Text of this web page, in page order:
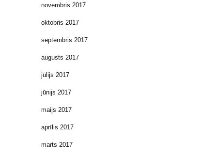
novembris 2017
oktobris 2017
septembris 2017
augusts 2017
jūlijs 2017
jūnijs 2017
maijs 2017
aprīlis 2017
marts 2017